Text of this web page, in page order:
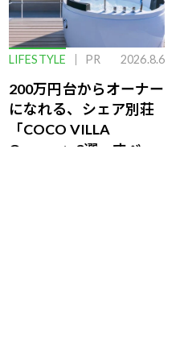
LIFESTYLE PR 2026.8.6
200万円台からオーナー
になれる、シェア別荘
「COCO VILLA
Owners」3選。すべて